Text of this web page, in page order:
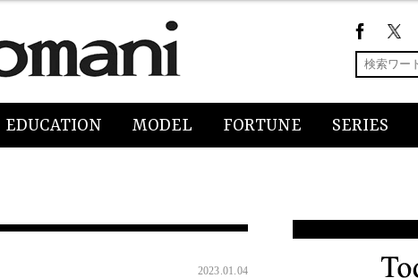
EDUCATION MODEL FORTUNE SERIES
2023.01.04